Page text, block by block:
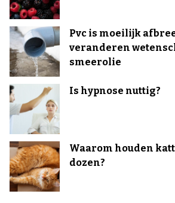
Pvc is moeilijk
veranderen
smeerolie
Is hypnose nuttig?
Waarom houden
dozen?